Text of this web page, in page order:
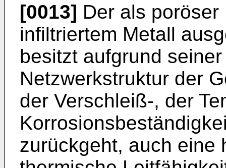
[0013] Der als
infiltriertem Metall
besitzt aufgrund
Netzwerkstruktur der
der Verschleiß-, der
zurückgeht, auch eine